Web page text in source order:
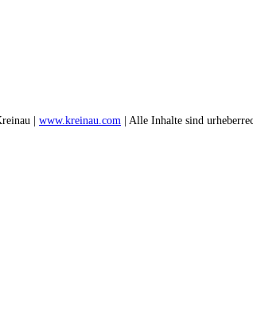
| www.kreinau.com | Alle Inhalte sind